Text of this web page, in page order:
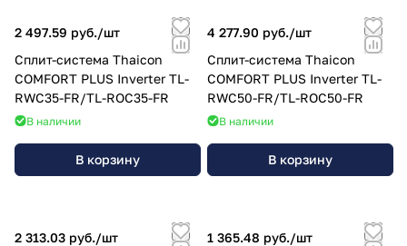
2 497.59 руб./шт
Сплит-система Thaicon
COMFORT PLUS Inverter TL-
RWC35-FR/TL-ROC35-FR
В наличии
В корзину
4 277.90 руб./шт
Сплит-система Thaicon
COMFORT PLUS Inverter TL-
RWC50-FR/TL-ROC50-FR
В наличии
В корзину
2 313.03 руб./шт
1 365.48 руб./шт